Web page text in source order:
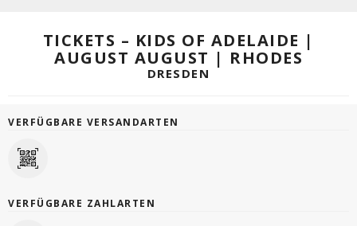
TICKETS – KIDS OF ADELAIDE |
AUGUST AUGUST | RHODES
DRESDEN
VERFÜGBARE VERSANDARTEN
VERFÜGBARE ZAHLARTEN